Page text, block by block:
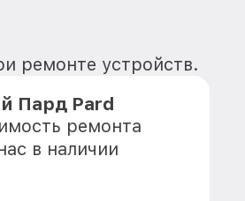
ремонте устройств.
Пард Pard
ремонта
в наличии